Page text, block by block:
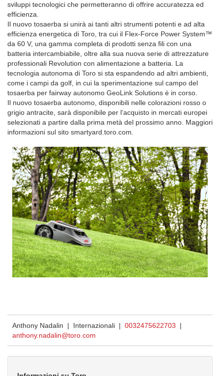
sviluppi tecnologici che permetteranno di offrire accuratezza ed
efficienza.
Il nuovo tosaerba si unirà ai tanti altri strumenti potenti e ad alta
efficienza energetica di Toro, tra cui il Flex-Force Power System™
da 60 V, una gamma completa di prodotti senza fili con una
batteria intercambiabile, oltre alla sua nuova serie di attrezzature
professionali Revolution con alimentazione a batteria. La
tecnologia autonoma di Toro si sta espandendo ad altri ambienti,
come i campi da golf, in cui la sperimentazione sul campo del
tosaerba per fairway autonomo GeoLink Solutions è in corso.
Il nuovo tosaerba autonomo, disponibili nelle colorazioni rosso o
grigio antracite, sarà disponibile per l’acquisto in mercati europei
selezionati a partire dalla prima metà del prossimo anno. Maggiori
informazioni sul sito smartyard.toro.com.
Anthony Nadalin | Internazionali | 0032475622703 |
anthony.nadalin@toro.com